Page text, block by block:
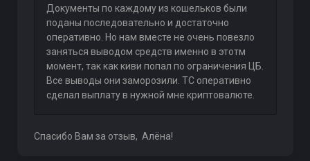
Документы по каждому из кошельков были
поданы последовательно и достаточно
оперативно. Но нам вместе не очень повезло
заняться выводом средств именно в этотм
момент, так как киви попал по ограничения ЦБ.
Все выводы они заморозили. ТС оперативно
сделал выплату в нужной мне криптовалюте.
Спасибо Вам за отзыв, Алёна!